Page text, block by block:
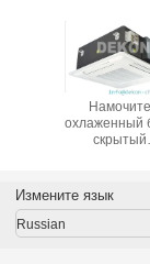
К4)
Намочите
охлаженный
скрытый
катушки
Измените язык
Russian